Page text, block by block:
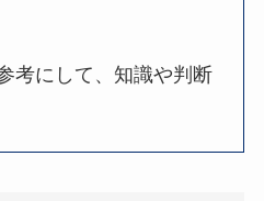
考にして、知識や判断